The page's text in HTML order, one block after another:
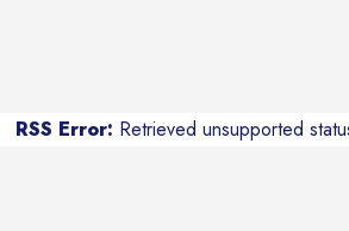
RSS Error: Retrieved unsupported